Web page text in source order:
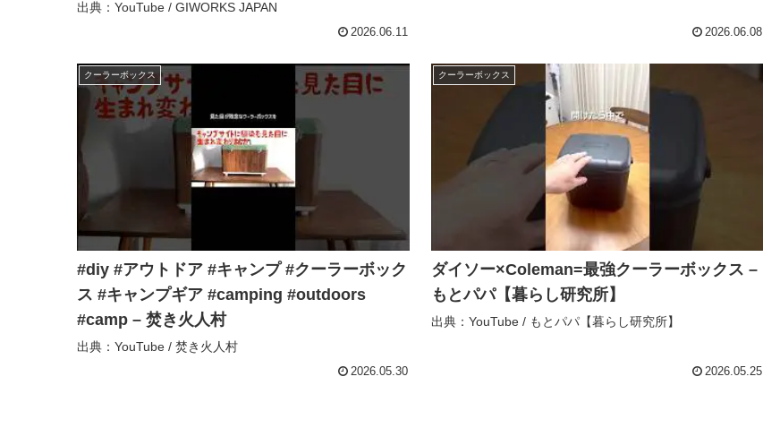
GIWORKS JAPAN
出典：YouTube / GIWORKS JAPAN
2026.06.11 2026.06.08
クーラーボックス
#diy #アウトドア #キャンプ #クーラーボック
ス #キャンプギア #camping #outdoors
#camp – 焚き火人村
出典：YouTube / 焚き火人村
2026.05.30
クーラーボックス
ダイソー×Coleman=最強クーラーボックス –
もとパパ【暮らし研究所】
出典：YouTube / もとパパ【暮らし研究所】
2026.05.25